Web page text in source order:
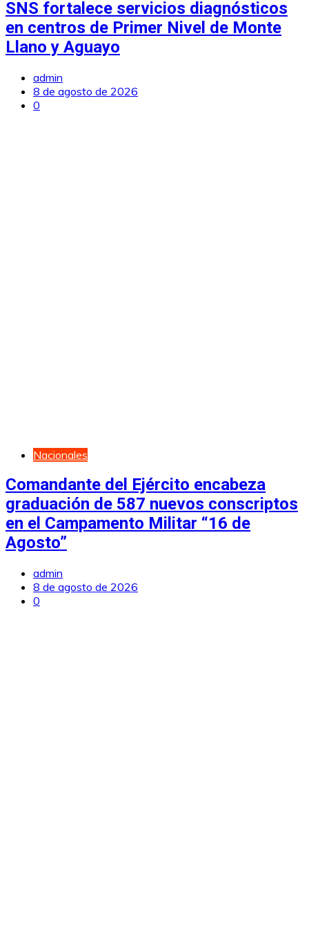
SNS fortalece servicios diagnósticos
en centros de Primer Nivel de Monte
Llano y Aguayo
admin
8 de agosto de 2026
0
Nacionales
Comandante del Ejército encabeza
graduación de 587 nuevos conscriptos
en el Campamento Militar “16 de
Agosto”
admin
8 de agosto de 2026
0